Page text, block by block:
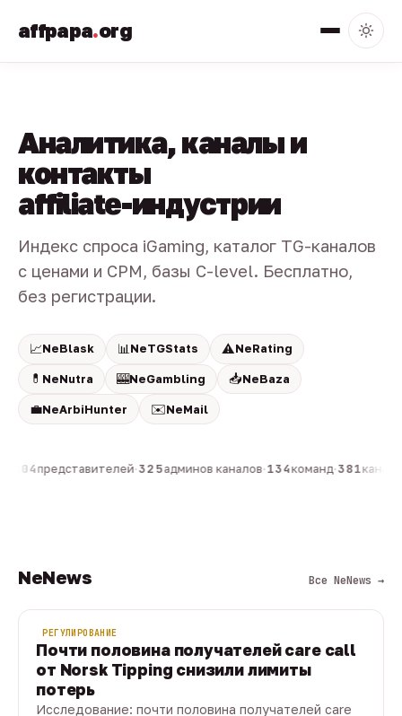
affpapa.org
Аналитика, каналы и
контакты
affiliate-индустрии
Индекс спроса iGaming, каталог TG-каналов
с ценами и CPM, базы C-level. Бесплатно,
без регистрации.
📈NeBlask 📊 NeTGStats ⚠️NeRating
💊 NeNutra 🎰NeGambling 📥NeBaza
💼NeArbiHunter ✉️NeMail
804представителей·325админов каналов·134команд·381
NeNews Все NeNews →
РЕГУЛИРОВАНИЕ
Почти половина получателей care call
от Norsk Tipping снизили лимиты
потерь
Исследование: почти половина получателей care